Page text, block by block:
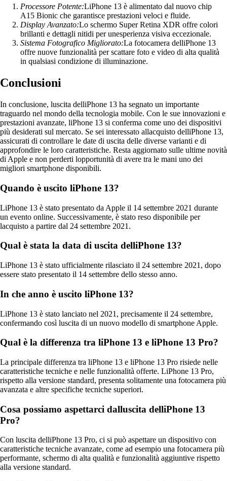
Processore Potente:LiPhone 13 è alimentato dal nuovo chip
A15 Bionic che garantisce prestazioni veloci e fluide.
Display Avanzato:Lo schermo Super Retina XDR offre colori
brillanti e dettagli nitidi per unesperienza visiva eccezionale.
Sistema Fotografico Migliorato:La fotocamera delliPhone 13
offre nuove funzionalità per scattare foto e video di alta qualità
in qualsiasi condizione di illuminazione.
Conclusioni
In conclusione, luscita delliPhone 13 ha segnato un importante
traguardo nel mondo della tecnologia mobile. Con le sue innovazioni e
prestazioni avanzate, liPhone 13 si conferma come uno dei dispositivi
più desiderati sul mercato. Se sei interessato allacquisto delliPhone 13,
assicurati di controllare le date di uscita delle diverse varianti e di
approfondire le loro caratteristiche. Resta aggiornato sulle ultime novità
di Apple e non perderti lopportunità di avere tra le mani uno dei
migliori smartphone disponibili.
Quando è uscito liPhone 13?
LiPhone 13 è stato presentato da Apple il 14 settembre 2021 durante
un evento online. Successivamente, è stato reso disponibile per
lacquisto a partire dal 24 settembre 2021.
Qual è stata la data di uscita delliPhone 13?
LiPhone 13 è stato ufficialmente rilasciato il 24 settembre 2021, dopo
essere stato presentato il 14 settembre dello stesso anno.
In che anno è uscito liPhone 13?
LiPhone 13 è stato lanciato nel 2021, precisamente il 24 settembre,
confermando così luscita di un nuovo modello di smartphone Apple.
Qual è la differenza tra liPhone 13 e liPhone 13 Pro?
La principale differenza tra liPhone 13 e liPhone 13 Pro risiede nelle
caratteristiche tecniche e nelle funzionalità offerte. LiPhone 13 Pro,
rispetto alla versione standard, presenta solitamente una fotocamera più
avanzata e altre specifiche tecniche superiori.
Cosa possiamo aspettarci dalluscita delliPhone 13
Pro?
Con luscita delliPhone 13 Pro, ci si può aspettare un dispositivo con
caratteristiche tecniche avanzate, come ad esempio una fotocamera più
performante, schermo di alta qualità e funzionalità aggiuntive rispetto
alla versione standard.